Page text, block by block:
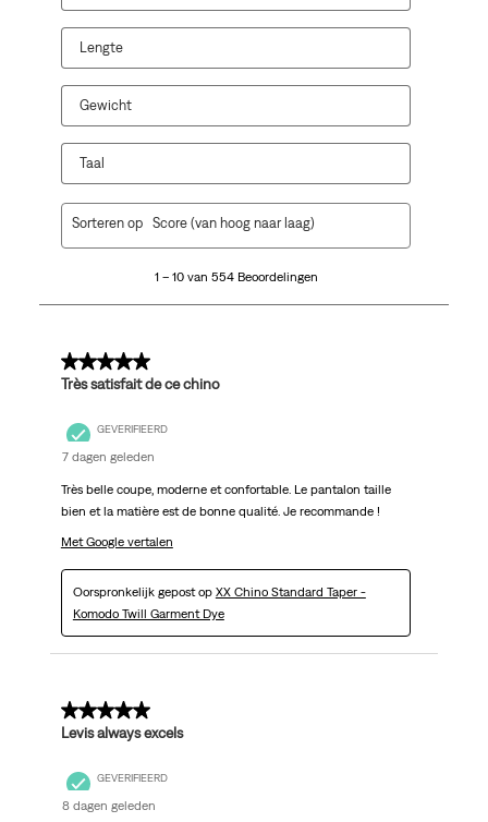
Lengte
Gewicht
Taal
554
1 – 10 van 554 Beoordelingen
Sorteren op Score (van hoog naar laag)
5 van 5 sterren.
Très satisfait de ce chino
GEVERIFIEERD
7 dagen geleden
Très belle coupe, moderne et confortable. Le pantalon taille
bien et la matière est de bonne qualité. Je recommande !
Met Google vertalen
Oorspronkelijk gepost op XX Chino Standard Taper -
Komodo Twill Garment Dye
5 van 5 sterren.
Levis always excels
GEVERIFIEERD
8 dagen geleden